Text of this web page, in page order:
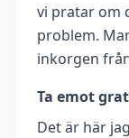
vi pratar om
problem.
inkorgen
Ta emot
Det är här